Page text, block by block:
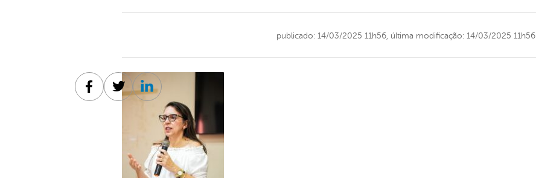
publicado: 14/03/2025 11h56, última modificação: 14/03/2025 11h56
Facebook
TwitterLinkedin